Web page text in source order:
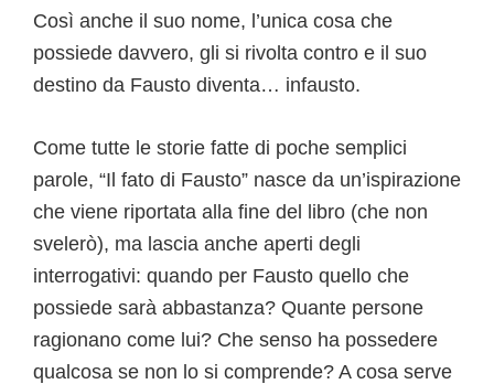
Così anche il suo nome, l’unica cosa che
possiede davvero, gli si rivolta contro e il suo
destino da Fausto diventa… infausto.
Come tutte le storie fatte di poche semplici
parole, “Il fato di Fausto” nasce da un’ispirazione
che viene riportata alla fine del libro (che non
svelerò), ma lascia anche aperti degli
interrogativi: quando per Fausto quello che
possiede sarà abbastanza? Quante persone
ragionano come lui? Che senso ha possedere
qualcosa se non lo si comprende? A cosa serve